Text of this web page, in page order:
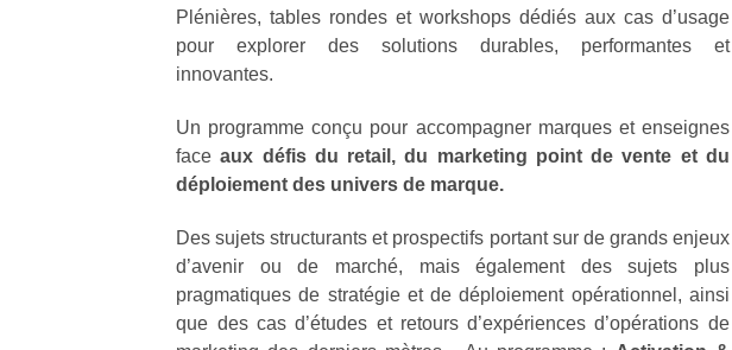
Plénières, tables rondes et workshops dédiés aux cas d’usage
pour explorer des solutions durables, performantes et
innovantes.
Un programme conçu pour accompagner marques et enseignes
face aux défis du retail, du marketing point de vente et du
déploiement des univers de marque.
Des sujets structurants et prospectifs portant sur de grands enjeux
d’avenir ou de marché, mais également des sujets plus
pragmatiques de stratégie et de déploiement opérationnel, ainsi
que des cas d’études et retours d’expériences d’opérations de